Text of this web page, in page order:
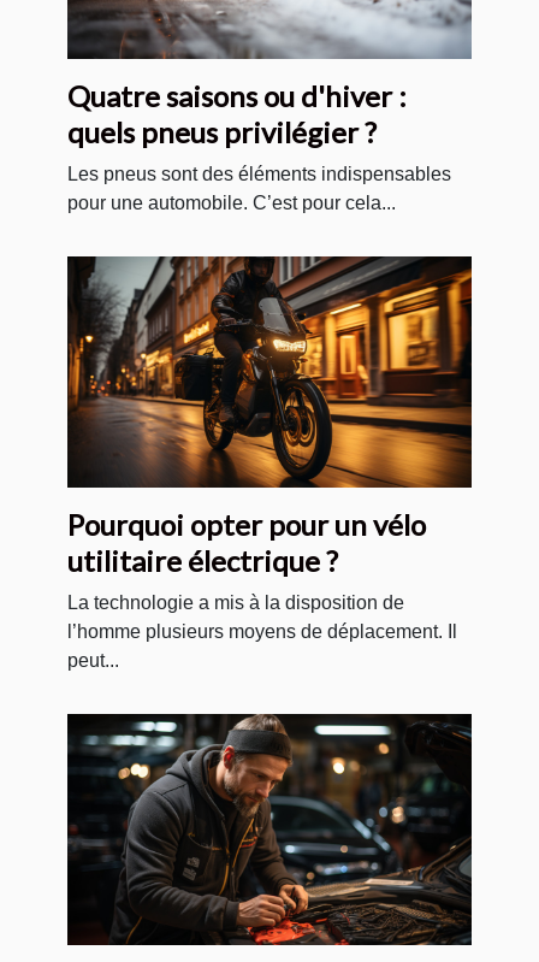
Quatre saisons ou d'hiver :
quels pneus privilégier ?
Les pneus sont des éléments indispensables
pour une automobile. C’est pour cela...
Pourquoi opter pour un vélo
utilitaire électrique ?
La technologie a mis à la disposition de
l’homme plusieurs moyens de déplacement. Il
peut...